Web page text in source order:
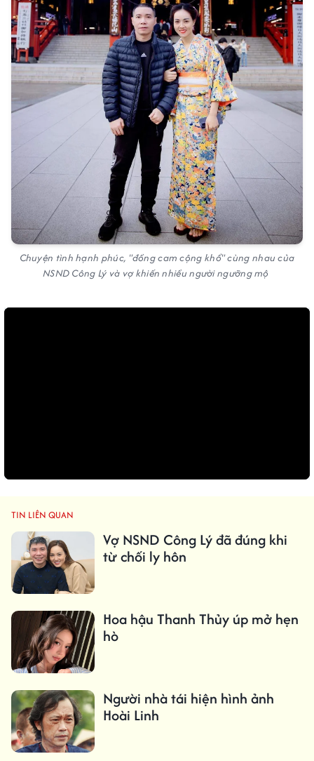
Chuyện tình hạnh phúc, "đồng cam cộng khổ" cùng nhau của
NSND Công Lý và vợ khiến nhiều người ngưỡng mộ
TIN LIÊN QUAN
Vợ NSND Công Lý đã đúng khi
từ chối ly hôn
Hoa hậu Thanh Thủy úp mở hẹn
hò
Người nhà tái hiện hình ảnh
Hoài Linh